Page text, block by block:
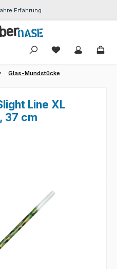
Erfahrung
Du hast 0
Glas-Mundstücke
Line XL
37 cm